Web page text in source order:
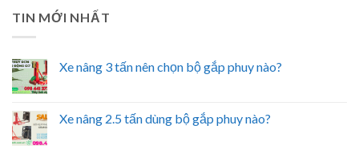
TIN MỚI NHẤT
Xe nâng 3 tấn nên chọn bộ gắp phuy nào?
Xe nâng 2.5 tấn dùng bộ gắp phuy nào?